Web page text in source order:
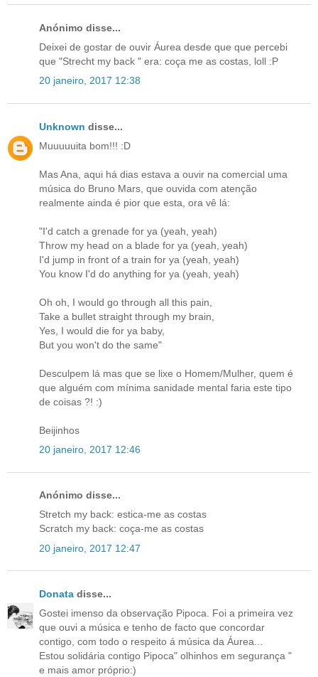
Anónimo disse...
Deixei de gostar de ouvir Áurea desde que que percebi
que "Strecht my back " era: coça me as costas, loll :P
20 janeiro, 2017 12:38
Unknown disse...
Muuuuuita bom!!! :D
Mas Ana, aqui há dias estava a ouvir na comercial uma
música do Bruno Mars, que ouvida com atenção
realmente ainda é pior que esta, ora vê lá:
"I'd catch a grenade for ya (yeah, yeah)
Throw my head on a blade for ya (yeah, yeah)
I'd jump in front of a train for ya (yeah, yeah)
You know I'd do anything for ya (yeah, yeah)
Oh oh, I would go through all this pain,
Take a bullet straight through my brain,
Yes, I would die for ya baby,
But you won't do the same"
Desculpem lá mas que se lixe o Homem/Mulher, quem é
que alguém com mínima sanidade mental faria este tipo
de coisas ?! :)
Beijinhos
20 janeiro, 2017 12:46
Anónimo disse...
Stretch my back: estica-me as costas
Scratch my back: coça-me as costas
20 janeiro, 2017 12:47
Donata disse...
Gostei imenso da observação Pipoca. Foi a primeira vez
que ouvi a música e tenho de facto que concordar
contigo, com todo o respeito á música da Áurea...
Estou solidária contigo Pipoca" olhinhos em segurança "
e mais amor próprio:)